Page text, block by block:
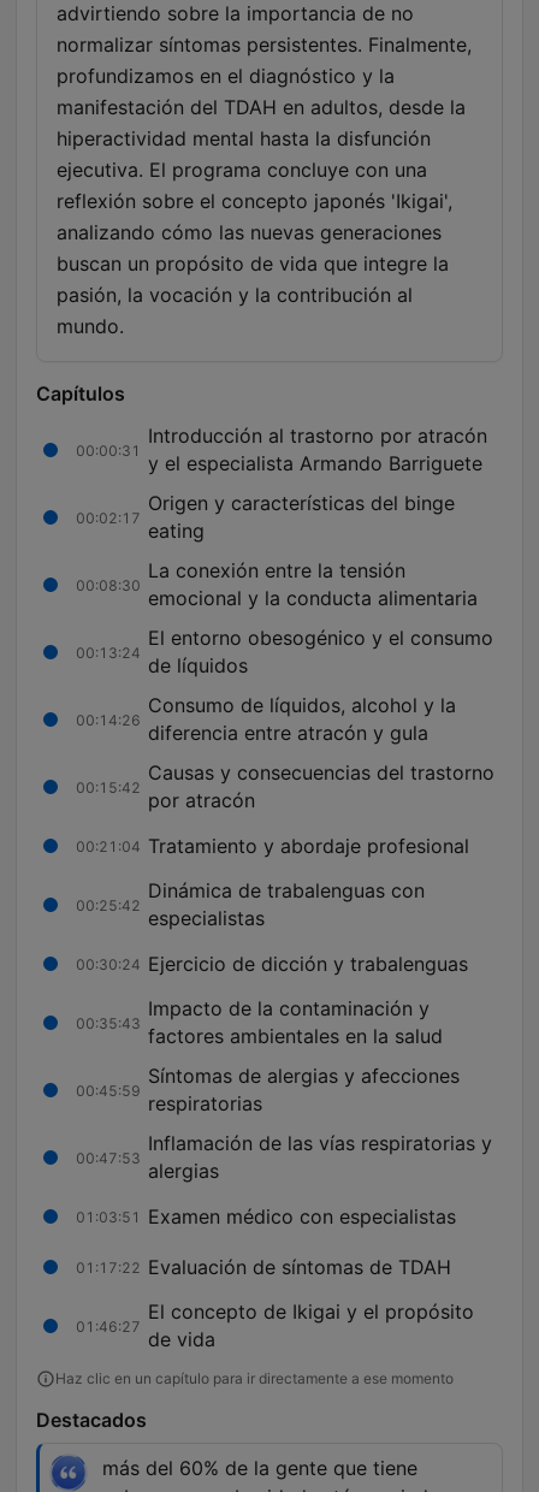
advirtiendo sobre la importancia de no
normalizar síntomas persistentes. Finalmente,
profundizamos en el diagnóstico y la
manifestación del TDAH en adultos, desde la
hiperactividad mental hasta la disfunción
ejecutiva. El programa concluye con una
reflexión sobre el concepto japonés 'Ikigai',
analizando cómo las nuevas generaciones
buscan un propósito de vida que integre la
pasión, la vocación y la contribución al
mundo.
Capítulos
00:00:31
Introducción al trastorno por atracón
y el especialista Armando Barriguete
00:02:17
Origen y características del binge
eating
00:08:30
La conexión entre la tensión
emocional y la conducta alimentaria
00:13:24
El entorno obesogénico y el consumo
de líquidos
00:14:26
Consumo de líquidos, alcohol y la
diferencia entre atracón y gula
00:15:42
Causas y consecuencias del trastorno
por atracón
00:21:04 Tratamiento y abordaje profesional
00:25:42
Dinámica de trabalenguas con
especialistas
00:30:24 Ejercicio de dicción y trabalenguas
00:35:43
Impacto de la contaminación y
factores ambientales en la salud
00:45:59
Síntomas de alergias y afecciones
respiratorias
00:47:53
Inflamación de las vías respiratorias y
alergias
01:03:51 Examen médico con especialistas
01:17:22 Evaluación de síntomas de TDAH
01:46:27
El concepto de Ikigai y el propósito
de vida
Haz clic en un capítulo para ir directamente a ese momento
Destacados
más del 60% de la gente que tiene